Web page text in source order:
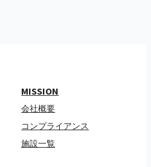
MISSION
会社概要
コンプライアンス
施設一覧